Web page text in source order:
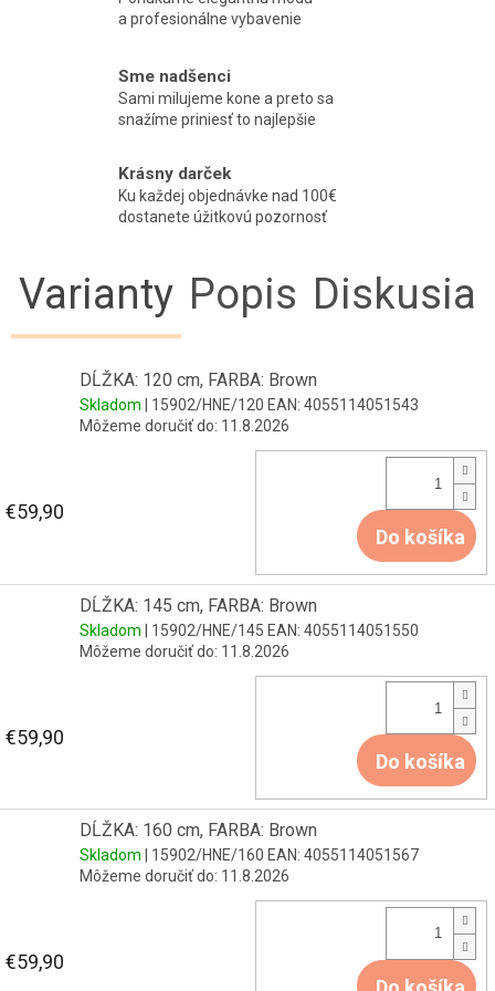
a profesionálne vybavenie
Sme nadšenci
Sami milujeme kone a preto sa
snažíme priniesť to najlepšie
Krásny darček
Ku každej objednávke nad 100€
dostanete úžitkovú pozornosť
Varianty Popis Diskusia
DĹŽKA: 120 cm, FARBA: Brown
Skladom | 15902/HNE/120 EAN: 4055114051543
Môžeme doručiť do: 11.8.2026
€59,90
Do košíka
DĹŽKA: 145 cm, FARBA: Brown
Skladom | 15902/HNE/145 EAN: 4055114051550
Môžeme doručiť do: 11.8.2026
€59,90
Do košíka
DĹŽKA: 160 cm, FARBA: Brown
Skladom | 15902/HNE/160 EAN: 4055114051567
Môžeme doručiť do: 11.8.2026
€59,90